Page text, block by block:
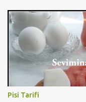
Pisi Tarifi